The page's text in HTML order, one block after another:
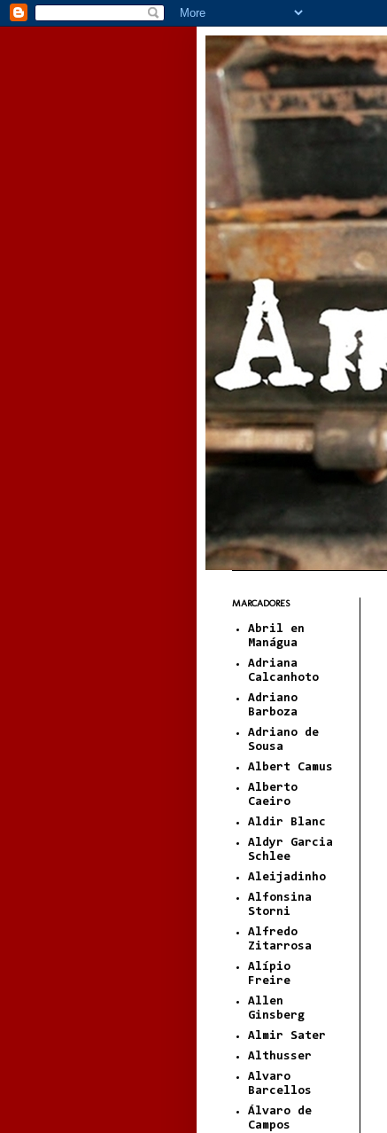
MARCADORES
Abril en
Manágua
Adriana
Calcanhoto
Adriano
Barboza
Adriano de
Sousa
Albert Camus
Alberto
Caeiro
Aldir Blanc
Aldyr Garcia
Schlee
Aleijadinho
Alfonsina
Storni
Alfredo
Zitarrosa
Alípio
Freire
Allen
Ginsberg
Almir Sater
Althusser
Alvaro
Barcellos
Álvaro de
Campos